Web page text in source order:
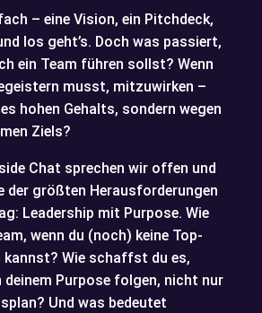
– eine Vision, ein Pitchdeck,
los geht’s. Doch was passiert,
ein Team führen sollst? Wenn
musst, mitzuwirken –
hohen Gehalts, sondern wegen
Ziels?
Chat sprechen wir offen und
der größten Herausforderungen
Leadership mit Purpose. Wie
wenn du (noch) keine Top-
kannst? Wie schaffst du es,
deinem Purpose folgen, nicht nur
Und was bedeutet